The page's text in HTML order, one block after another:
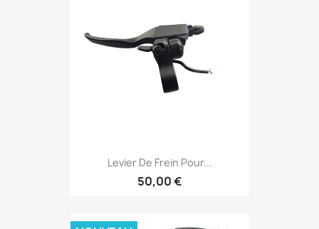
Levier De Frein Pour...
50,00 €